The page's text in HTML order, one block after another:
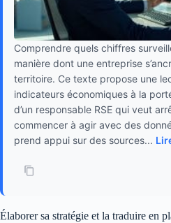
Comprendre quels chiffres
manière dont une entreprise
territoire. Ce texte propose une
indicateurs économiques à la
d’un responsable RSE qui veut
commencer à agir avec des
prend appui sur des sources...
Élaborer sa stratégie et la traduire en